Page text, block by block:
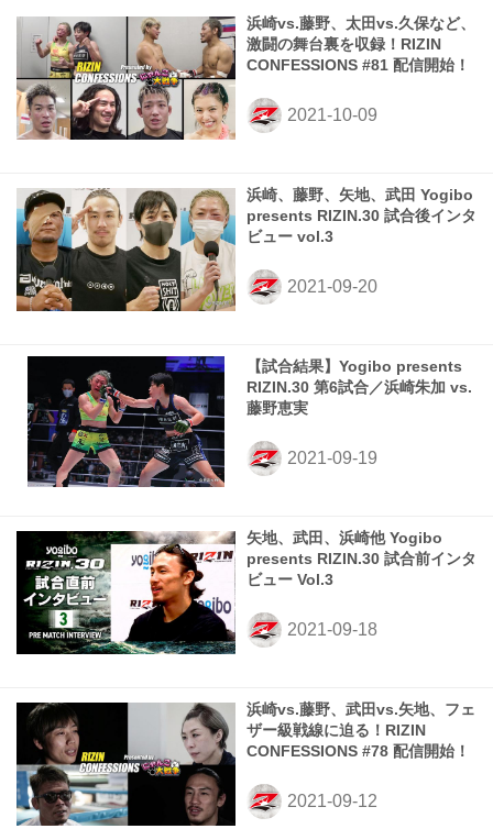
浜崎vs.藤野、太田vs.久保など、
激闘の舞台裏を収録！RIZIN
CONFESSIONS #81 配信開始！
浜崎、藤野、矢地、武田 Yogibo
presents RIZIN.30 試合後インタ
ビュー vol.3
【試合結果】Yogibo presents
RIZIN.30 第6試合／浜崎朱加 vs.
藤野恵実
矢地、武田、浜崎他 Yogibo
presents RIZIN.30 試合前インタ
ビュー Vol.3
浜崎vs.藤野、武田vs.矢地、フェ
ザー級戦線に迫る！RIZIN
CONFESSIONS #78 配信開始！